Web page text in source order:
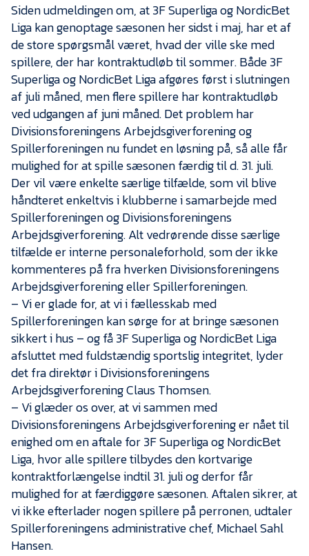
Kontakt
Job i EfB
Presse
Siden udmeldingen om, at 3F Superliga og NordicBet
Liga kan genoptage sæsonen her sidst i maj, har et af
de store spørgsmål været, hvad der ville ske med
spillere, der har kontraktudløb til sommer. Både 3F
Superliga og NordicBet Liga afgøres først i slutningen
af juli måned, men flere spillere har kontraktudløb
ved udgangen af juni måned. Det problem har
Divisionsforeningens Arbejdsgiverforening og
Spillerforeningen nu fundet en løsning på, så alle får
mulighed for at spille sæsonen færdig til d. 31. juli.
Der vil være enkelte særlige tilfælde, som vil blive
håndteret enkeltvis i klubberne i samarbejde med
Spillerforeningen og Divisionsforeningens
Arbejdsgiverforening. Alt vedrørende disse særlige
tilfælde er interne personaleforhold, som der ikke
kommenteres på fra hverken Divisionsforeningens
Arbejdsgiverforening eller Spillerforeningen.
– Vi er glade for, at vi i fællesskab med
Spillerforeningen kan sørge for at bringe sæsonen
sikkert i hus – og få 3F Superliga og NordicBet Liga
afsluttet med fuldstændig sportslig integritet, lyder
det fra direktør i Divisionsforeningens
Arbejdsgiverforening Claus Thomsen.
– Vi glæder os over, at vi sammen med
Divisionsforeningens Arbejdsgiverforening er nået til
enighed om en aftale for 3F Superliga og NordicBet
Liga, hvor alle spillere tilbydes den kortvarige
kontraktforlængelse indtil 31. juli og derfor får
mulighed for at færdiggøre sæsonen. Aftalen sikrer, at
vi ikke efterlader nogen spillere på perronen, udtaler
Spillerforeningens administrative chef, Michael Sahl
Hansen.